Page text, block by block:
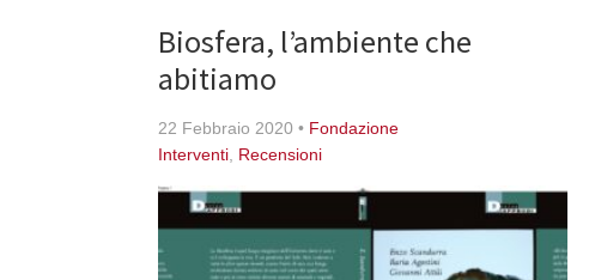
Biosfera, l’ambiente che
abitiamo
22 Febbraio 2020 • Fondazione
Interventi Recensioni